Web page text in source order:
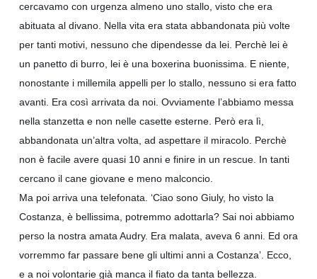
cercavamo con urgenza almeno uno stallo, visto che era
abituata al divano. Nella vita era stata abbandonata più volte
per tanti motivi, nessuno che dipendesse da lei. Perchè lei è
un panetto di burro, lei è una boxerina buonissima. E niente,
nonostante i millemila appelli per lo stallo, nessuno si era fatto
avanti. Era così arrivata da noi. Ovviamente l’abbiamo messa
nella stanzetta e non nelle casette esterne. Però era lì,
abbandonata un’altra volta, ad aspettare il miracolo. Perchè
non è facile avere quasi 10 anni e finire in un rescue. In tanti
cercano il cane giovane e meno malconcio.
Ma poi arriva una telefonata. ‘Ciao sono Giuly, ho visto la
Costanza, è bellissima, potremmo adottarla? Sai noi abbiamo
perso la nostra amata Audry. Era malata, aveva 6 anni. Ed ora
vorremmo far passare bene gli ultimi anni a Costanza’. Ecco,
e a noi volontarie già manca il fiato da tanta bellezza.